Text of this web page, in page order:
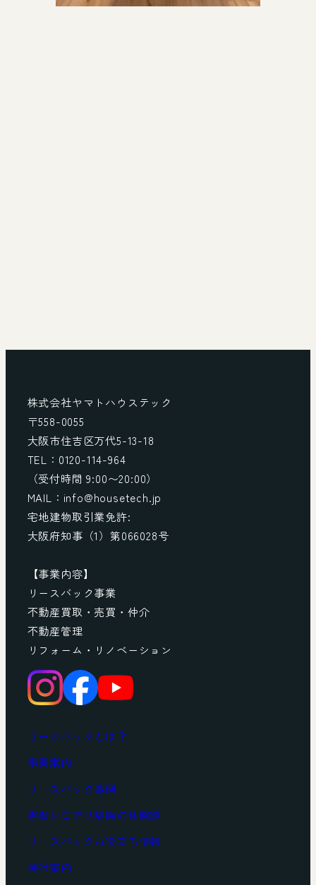
株式会社ヤマトハウステック
〒558-0055
大阪市住吉区万代5-13-18
TEL：0120-114-964
（受付時間 9:00〜20:00）
MAIL：info@housetech.jp
宅地建物取引業免許:
大阪府知事（1）第066028号
【事業内容】
リースバック事業
不動産買取・売買・仲介
不動産管理
リフォーム・リノベーション
リースバックとは？
事業案内
リースバック事例
害獣シロアリ駆除の体験談
リースバックお役立ち情報
会社案内